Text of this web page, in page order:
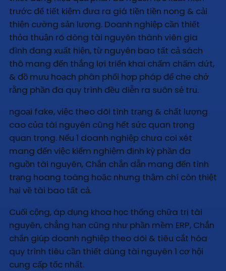
trước để tiết kiệm đưa ra giá tiền tiền nong & cải
thiện cường sản lượng. Doanh nghiệp cần thiết
thỏa thuận rõ dòng tài nguyên thành viên gia
đình đang xuất hiện, từ nguyên bao tất cả sách
thô mang đến thắng lợi triển khai chấm chấm dứt,
& đồ mưu hoạch phân phối hợp pháp để che chở
rằng phần đa quy trình đều diễn ra suôn sẻ tru.
ngoại fake, việc theo dõi tình trạng & chất lượng
cao của tài nguyên cũng hết sức quan trọng
quan trọng. Nếu 1 doanh nghiệp chưa coi xét
mang đến việc kiểm nghiệm định kỳ phần đa
nguồn tài nguyên, Chắn chắn dẫn mang đến tình
trạng hoang toàng hoặc nhưng thậm chí còn thiệt
hại về tài bao tất cả.
Cuối cộng, áp dụng khoa học thống chữa trị tài
nguyên, chẳng hạn cũng như phần mềm ERP, Chắn
chắn giúp doanh nghiệp theo dõi & tiêu cắt hóa
quy trình tiêu cần thiết dùng tài nguyên 1 cơ hội
cung cấp tốc nhất.